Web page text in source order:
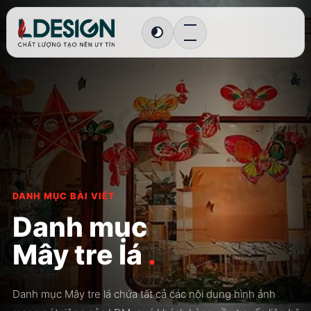
Chuyển sang giao diện tối
DANH MỤC BÀI VIẾT
Danh mục
Mây tre lá.
Danh mục Mây tre lá chứa tất cả các nội dung hình ảnh